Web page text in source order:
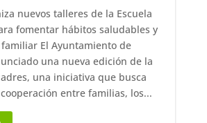
nuevos talleres de la Escuela
fomentar hábitos saludables y
El Ayuntamiento de
una nueva edición de la
una iniciativa que busca
entre familias, los...